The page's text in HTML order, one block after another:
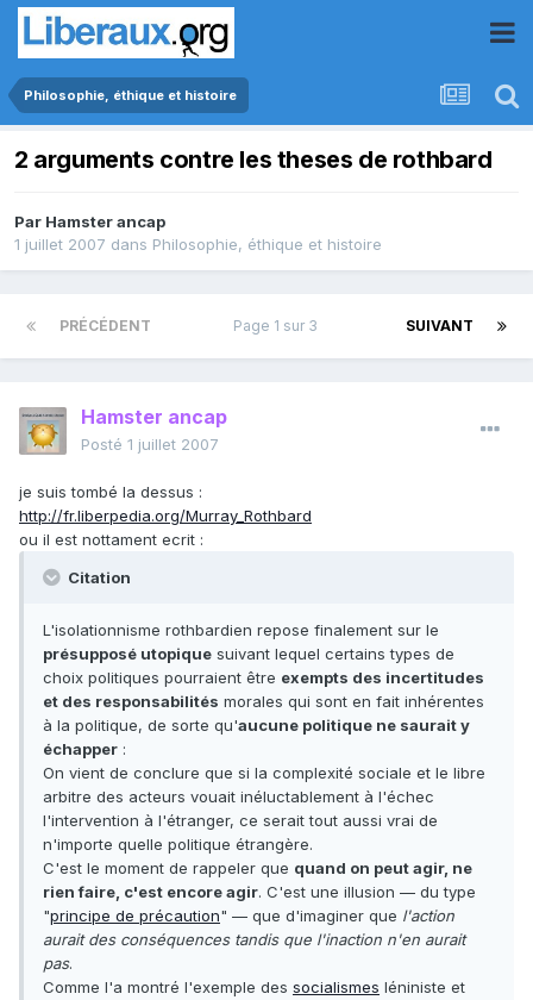
Philosophie, éthique et histoire
2 arguments contre les theses de rothbard
Par Hamster ancap
1 juillet 2007 dans Philosophie, éthique et histoire
PRÉCÉDENT SUIVANT
Page 1 sur 3
Hamster ancap
Posté 1 juillet 2007
je suis tombé la dessus :
http://fr.liberpedia.org/Murray_Rothbard
ou il est nottament ecrit :
Citation
L'isolationnisme rothbardien repose finalement sur le
présupposé utopique suivant lequel certains types de
choix politiques pourraient être exempts des incertitudes
et des responsabilités morales qui sont en fait inhérentes
à la politique, de sorte qu'aucune politique ne saurait y
échapper :
On vient de conclure que si la complexité sociale et le libre
arbitre des acteurs vouait inéluctablement à l'échec
l'intervention à l'étranger, ce serait tout aussi vrai de
n'importe quelle politique étrangère.
C'est le moment de rappeler que quand on peut agir, ne
rien faire, c'est encore agir. C'est une illusion — du type
"principe de précaution" — que d'imaginer que l'action
aurait des conséquences tandis que l'inaction n'en aurait
pas.
Comme l'a montré l'exemple des socialismes léniniste et